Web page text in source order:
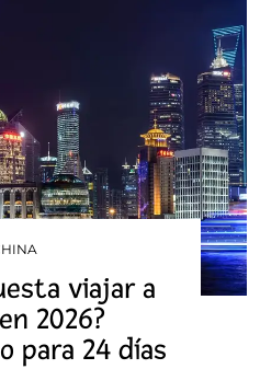
viajar a
2026?
para 24 días